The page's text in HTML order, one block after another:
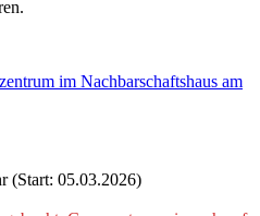
im Nachbarschaftshaus am
(Start: 05.03.2026)